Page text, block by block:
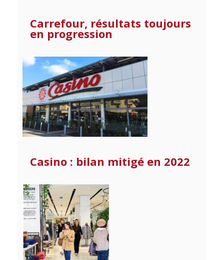
Carrefour, résultats toujours
en progression
Casino : bilan mitigé en 2022